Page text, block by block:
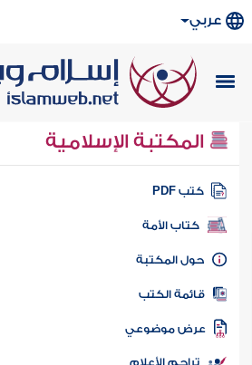
عربي
المكتبة الإسلامية
كتب PDF
كتاب الأمة
المكتبة
الكتب